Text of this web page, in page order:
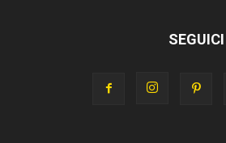
SEGUICI